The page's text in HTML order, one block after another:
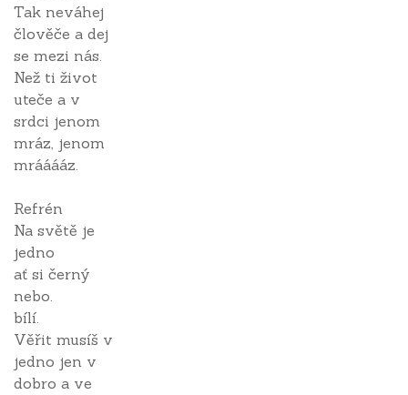
Tak neváhej
člověče a dej
se mezi nás.
Než ti život
uteče a v
srdci jenom
mráz, jenom
mrááááz.
Refrén
Na světě je
jedno
ať si černý
nebo.
bílí.
Věřit musíš v
jedno jen v
dobro a ve